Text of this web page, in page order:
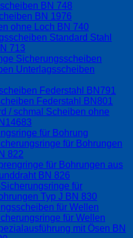
BN 748
BN 1976
ohne Loch BN 740
Standard Stahl
713
Sicherungsscheiben
Unterlagsscheiben
Federstahl BN791
Federstahl BN801
/ schmal Scheiben ohne
für Bohrung
für Bohrungen
822
für Bohrungen aus
BN 826
für
Typ J BN 830
für Wellen
für Wellen
mit Ösen BN